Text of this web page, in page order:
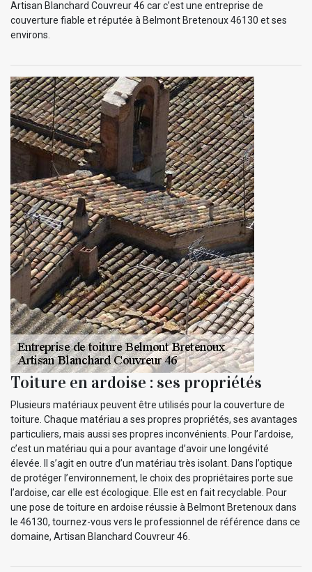
Artisan Blanchard Couvreur 46 car c’est une entreprise de
couverture fiable et réputée à Belmont Bretenoux 46130 et ses
environs.
Toiture en ardoise : ses propriétés
Plusieurs matériaux peuvent être utilisés pour la couverture de
toiture. Chaque matériau a ses propres propriétés, ses avantages
particuliers, mais aussi ses propres inconvénients. Pour l’ardoise,
c’est un matériau qui a pour avantage d’avoir une longévité
élevée. Il s’agit en outre d’un matériau très isolant. Dans l’optique
de protéger l’environnement, le choix des propriétaires porte sue
l’ardoise, car elle est écologique. Elle est en fait recyclable. Pour
une pose de toiture en ardoise réussie à Belmont Bretenoux dans
le 46130, tournez-vous vers le professionnel de référence dans ce
domaine, Artisan Blanchard Couvreur 46.